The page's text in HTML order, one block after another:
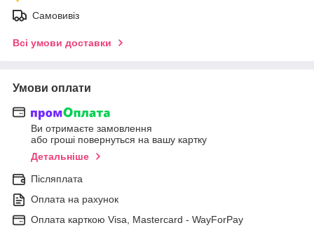
Самовивіз
Всі умови доставки
Умови оплати
Ви отримаєте замовлення
або гроші повернуться на вашу картку
Детальніше
Післяплата
Оплата на рахунок
Оплата карткою Visa, Mastercard - WayForPay